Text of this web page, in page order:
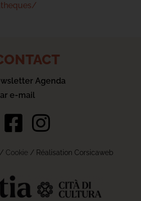
Agenda
e-mail
/ Cookie/ Réalisation Corsicaweb